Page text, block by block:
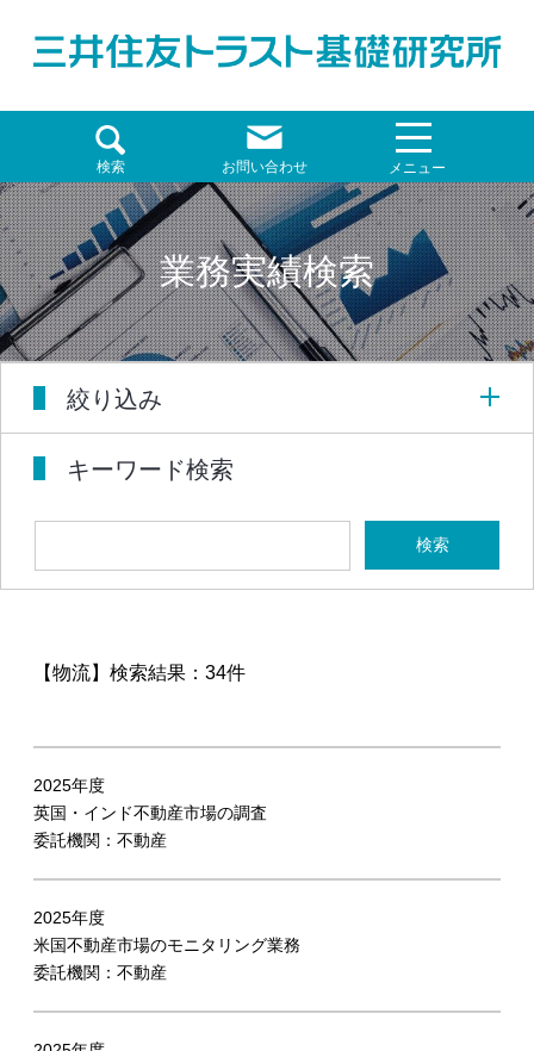
検索 お問い合わせ メニュー
業務実績検索
絞り込み
キーワード検索
【物流】 検索結果：34件
2025年度
英国・インド不動産市場の調査
委託機関：不動産
2025年度
米国不動産市場のモニタリング業務
委託機関：不動産